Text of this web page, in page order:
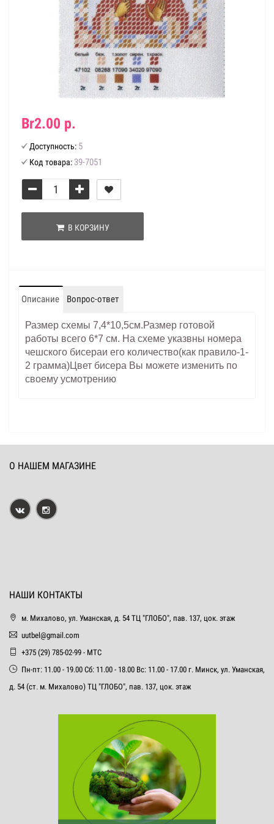
Br2.00 р.
Доступность: 5
Код товара: 39-7051
В КОРЗИНУ
Описание Вопрос-ответ
Размер схемы 7,4*10,5см.Размер готовой
работы всего 6*7 см. На схеме указвны номера
чешского бисераи его количество(как правило-1-
2 грамма)Цвет бисера Вы можете изменить по
своему усмотрению
О НАШЕМ МАГАЗИНЕ
НАШИ КОНТАКТЫ
м. Михалово, ул. Уманская, д. 54 ТЦ "ГЛОБО", пав. 137, цок. этаж
uutbel@gmail.com
+375 (29) 785-02-99 - МТС
Пн-пт: 11.00 - 19.00 Сб: 11.00 - 18.00 Вс: 11.00 - 17.00 г. Минск, ул. Уманская,
д. 54 (ст. м. Михалово) ТЦ "ГЛОБО", пав. 137, цок. этаж